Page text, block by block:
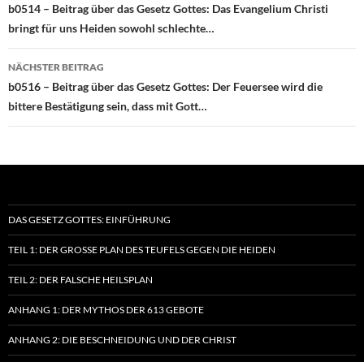
b0514 – Beitrag über das Gesetz Gottes: Das Evangelium Christi
bringt für uns Heiden sowohl schlechte…
NÄCHSTER BEITRAG
b0516 – Beitrag über das Gesetz Gottes: Der Feuersee wird die
bittere Bestätigung sein, dass mit Gott…
DAS GESETZ GOTTES: EINFÜHRUNG
TEIL 1: DER GROSSE PLAN DES TEUFELS GEGEN DIE HEIDEN
TEIL 2: DER FALSCHE HEILSPLAN
ANHANG 1: DER MYTHOS DER 613 GEBOTE
ANHANG 2: DIE BESCHNEIDUNG UND DER CHRIST